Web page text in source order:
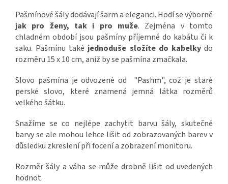
Pašmínové šály dodávají šarm a eleganci. Hodí se výborně
jak pro ženy, tak i pro muže. Zejména v tomto
chladném období jsou pašmíny příjemné do kabátu či k
saku. Pašmínu také jednoduše složíte do kabelkydo
rozměru 15 x 10 cm, aniž by se pašmína zmačkala.
Slovo pašmína je odvozené od "Pashm", což je staré
perské slovo, které znamená jemná látka rozměrů
velkého šátku.
Snažíme se co nejlépe zachytit barvu šály, skutečné
barvy se ale mohou lehce lišit od zobrazovaných barev v
důsledku zkreslení při focení a zobrazení monitoru.
Rozměr šály a váha se může drobně lišit od uvedených
hodnot.